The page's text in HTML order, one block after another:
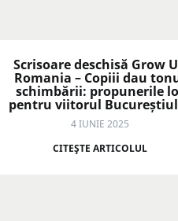
Scrisoare deschisă Grow
Romania – Copiii dau
schimbării: propunerile
pentru viitorul
4 IUNIE 2025
CITEŞTE ARTICOLUL